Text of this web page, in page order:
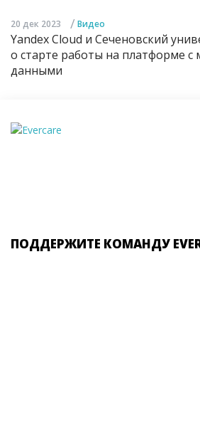
20 дек 2023 / Видео
Yandex Cloud и Сеченовский
о старте работы на платформе
данными
ПОДДЕРЖИТЕ КОМАНДУ